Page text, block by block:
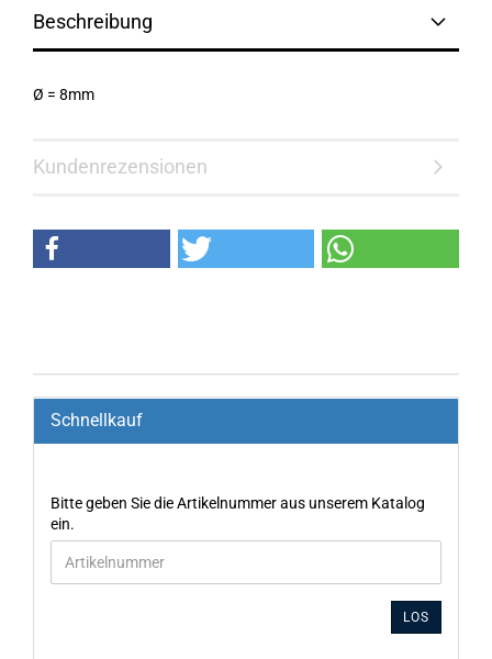
Beschreibung
Ø = 8mm
Kundenrezensionen
Schnellkauf
Bitte geben Sie die Artikelnummer aus unserem Katalog
ein.
LOS